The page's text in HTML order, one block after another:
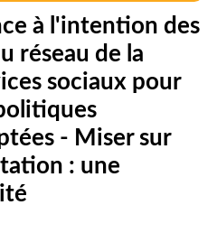
à l'intention des
réseau de la
sociaux pour
- Miser sur
: une